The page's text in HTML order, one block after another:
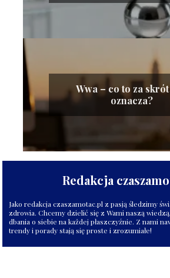
Wwa – co to za
oznacza?
Redakcja
Jako redakcja czaszamotac.pl z pasją śledzimy
zdrowia. Chcemy dzielić się z Wami naszą
dbania o siebie na każdej płaszczyźnie. Z nami
trendy i porady stają się proste i zrozumiałe!